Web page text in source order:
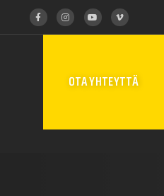
OTA YHTEYTTÄ